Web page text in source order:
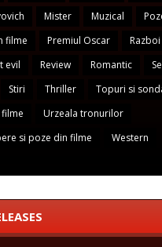
Mister Muzical
filme
Premiul Oscar Razboi
evil
Review Romantic
Stiri Thriller
Topuri si
Urzeala tronurilor
si poze din filme
Western